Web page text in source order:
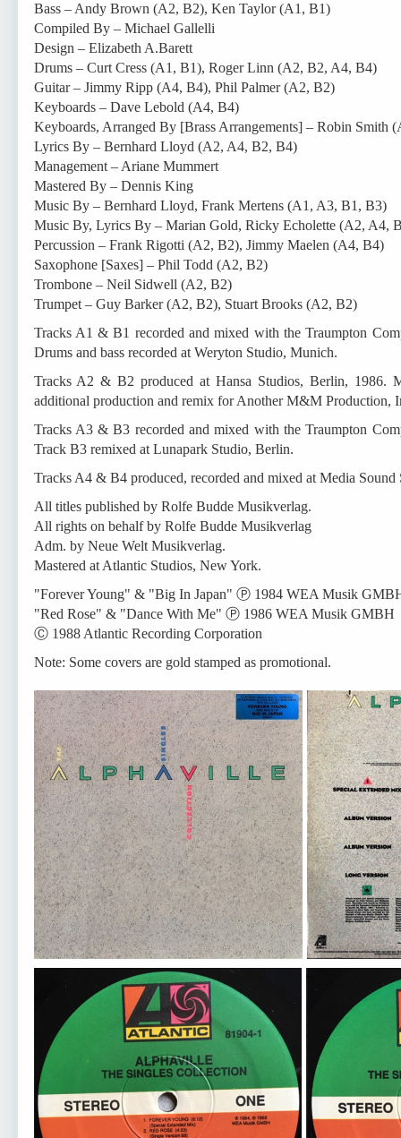
Bass – Andy Brown (A2, B2), Ken Taylor (A1, B1)
Compiled By – Michael Gallelli
Design – Elizabeth A.Barett
Drums – Curt Cress (A1, B1), Roger Linn (A2, B2, A4, B4)
Guitar – Jimmy Ripp (A4, B4), Phil Palmer (A2, B2)
Keyboards – Dave Lebold (A4, B4)
Keyboards, Arranged By [Brass Arrangements] – Robin Smith
Lyrics By – Bernhard Lloyd (A2, A4, B2, B4)
Management – Ariane Mummert
Mastered By – Dennis King
Music By – Bernhard Lloyd, Frank Mertens (A1, A3, B1, B3)
Music By, Lyrics By – Marian Gold, Ricky Echolette (A2, A4,
Percussion – Frank Rigotti (A2, B2), Jimmy Maelen (A4, B4)
Saxophone [Saxes] – Phil Todd (A2, B2)
Trombone – Neil Sidwell (A2, B2)
Trumpet – Guy Barker (A2, B2), Stuart Brooks (A2, B2)
Tracks A1 & B1 recorded and mixed with the Traumpton
Drums and bass recorded at Weryton Studio, Munich.
Tracks A2 & B2 produced at Hansa Studios, Berlin, 1986.
additional production and remix for Another M&M Production,
Tracks A3 & B3 recorded and mixed with the Traumpton
Track B3 remixed at Lunapark Studio, Berlin.
Tracks A4 & B4 produced, recorded and mixed at Media
All titles published by Rolfe Budde Musikverlag.
All rights on behalf by Rolfe Budde Musikverlag
Adm. by Neue Welt Musikverlag.
Mastered at Atlantic Studios, New York.
"Forever Young" & "Big In Japan" Ⓟ 1984 WEA Musik
"Red Rose" & "Dance With Me" Ⓟ 1986 WEA Musik GMBH
Ⓒ 1988 Atlantic Recording Corporation
Note: Some covers are gold stamped as promotional.